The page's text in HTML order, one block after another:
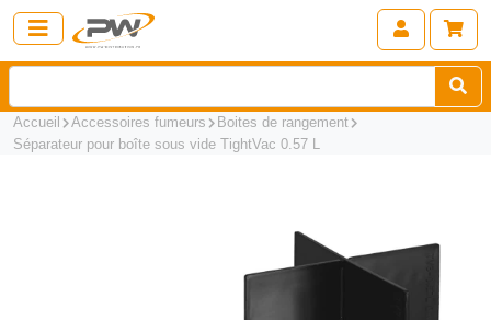
Accueil Accessoires fumeurs
Boites de rangement
Séparateur pour boîte sous vide TightVac 0.57 L